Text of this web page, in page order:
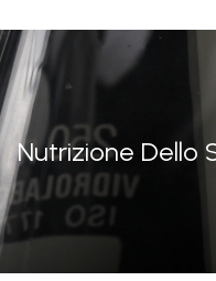
Nutrizione Dello